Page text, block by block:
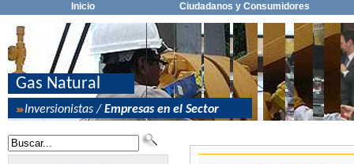
Inicio Ciudadanos y Consumidores